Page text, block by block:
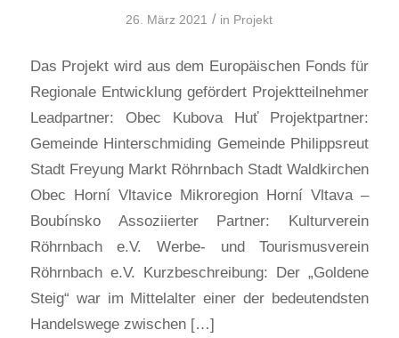
26. März 2021 / in Projekt
Das Projekt wird aus dem Europäischen Fonds für
Regionale Entwicklung gefördert Projektteilnehmer
Leadpartner: Obec Kubova Huť Projektpartner:
Gemeinde Hinterschmiding Gemeinde Philippsreut
Stadt Freyung Markt Röhrnbach Stadt Waldkirchen
Obec Horní Vltavice Mikroregion Horní Vltava –
Boubínsko Assoziierter Partner: Kulturverein
Röhrnbach e.V. Werbe- und Tourismusverein
Röhrnbach e.V. Kurzbeschreibung: Der „Goldene
Steig“ war im Mittelalter einer der bedeutendsten
Handelswege zwischen […]